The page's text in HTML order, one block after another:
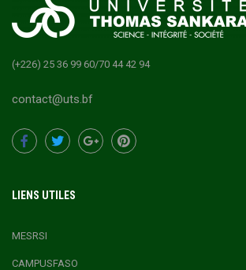
(+226) 25 36 99 60/70 44 42 94
contact@uts.bf
LIENS UTILES
MESRSI
CAMPUSFASO